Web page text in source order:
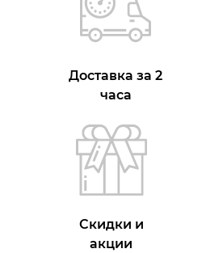
Доставка за 2
часа
Скидки и
акции